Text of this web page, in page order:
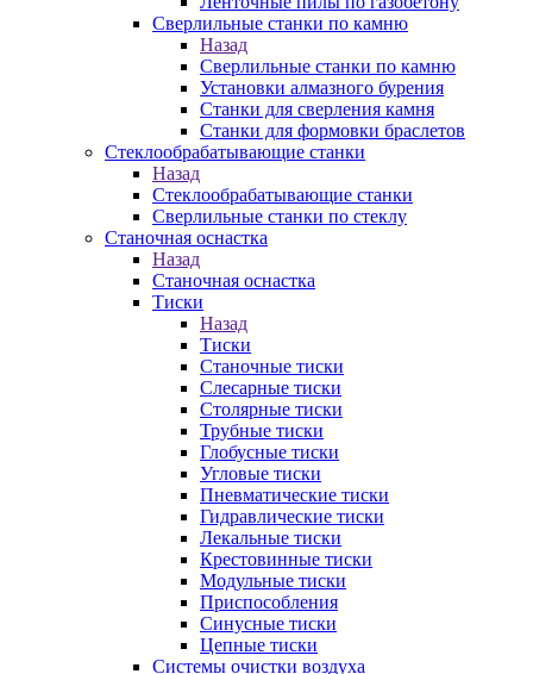
Сверлильные станки по камню
Назад
Сверлильные станки по камню
Установки алмазного бурения
Станки для сверления камня
Станки для формовки браслетов
Стеклообрабатывающие станки
Назад
Стеклообрабатывающие станки
Сверлильные станки по стеклу
Станочная оснастка
Назад
Станочная оснастка
Тиски
Назад
Тиски
Станочные тиски
Слесарные тиски
Столярные тиски
Трубные тиски
Глобусные тиски
Угловые тиски
Пневматические тиски
Гидравлические тиски
Лекальные тиски
Крестовинные тиски
Модульные тиски
Приспособления
Синусные тиски
Цепные тиски
Системы очистки воздуха